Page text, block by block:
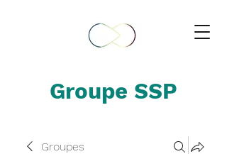
Groupe SSP
Groupes